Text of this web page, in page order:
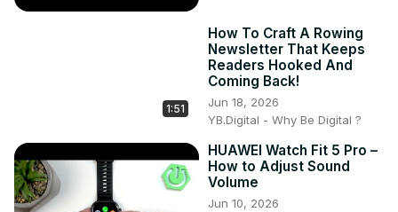
1:51
How To Craft A Rowing
Newsletter That Keeps
Readers Hooked And
Coming Back!
Jun 18, 2026
YB.Digital - Why Be Digital ?
HUAWEI Watch Fit 5 Pro –
How to Adjust Sound
Volume
Jun 10, 2026